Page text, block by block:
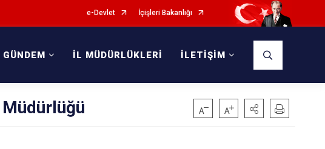
e-Devlet İçişleri Bakanlığı
GÜNDEM İL MÜDÜRLÜKLERİ İLETİŞİM